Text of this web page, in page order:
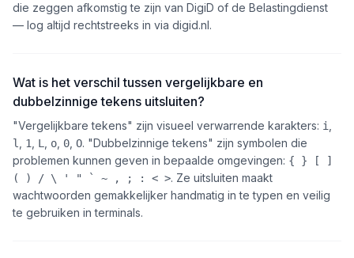
die zeggen afkomstig te zijn van DigiD of de Belastingdienst
— log altijd rechtstreeks in via digid.nl.
Wat is het verschil tussen vergelijkbare en
dubbelzinnige tekens uitsluiten?
"Vergelijkbare tekens" zijn visueel verwarrende karakters: i
l 1 L o 0 O. "Dubbelzinnige tekens" zijn symbolen die
problemen kunnen geven in bepaalde omgevingen: { } [ ]
( ) / \ ' " ` ~ , ; : < >. Ze uitsluiten maakt
wachtwoorden gemakkelijker handmatig in te typen en veilig
te gebruiken in terminals.